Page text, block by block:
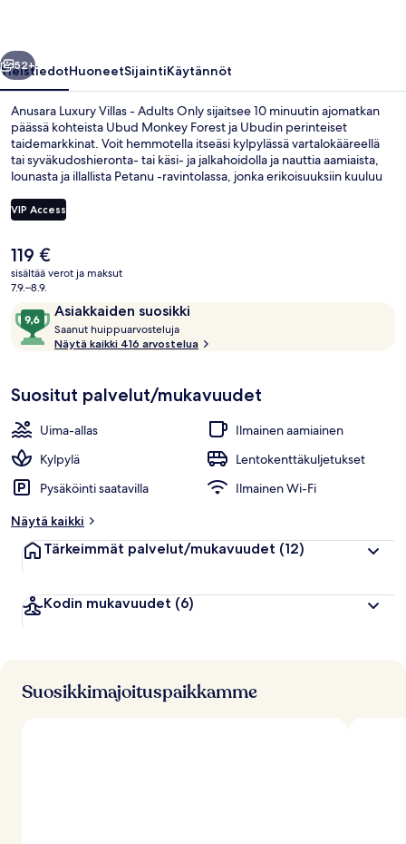
Seuraava
52+
YleistiedotHuoneetSijaintiKäytännöt
Anusara Luxury Villas - Adults Only sijaitsee 10 minuutin ajomatkan
päässä kohteista Ubud Monkey Forest ja Ubudin perinteiset
taidemarkkinat. Voit hemmotella itseäsi kylpylässä vartalokääreellä
tai syväkudoshieronta- tai käsi- ja jalkahoidolla ja nauttia aamiaista,
lounasta ja illallista Petanu -ravintolassa, jonka erikoisuuksiin kuuluu
baari/aulabaari ja välipalabaari/deli. Matkailijat arvostavat suuresti
majoituspaikan avuliasta henkilökuntaa.
VIP Access
Nykyinen
hinta
on
119 €
sisältää verot ja maksut
7.9.–8.9.
ArvostelutAsiakkaiden suosikki
9,6
kautta
10,
suosikki
Saanut huippuarvosteluja
a
u
a
r
s
j
a
Näytä kaikki 416 arvostelua
Suositut palvelut/mukavuudet
Uima-allas
Ilmainen aamiainen
Kylpylä
Lentokenttäkuljetukset
Pysäköinti saatavilla
Ilmainen Wi-Fi
Näytä kaikki
Tärkeimmät palvelut/mukavuudet (12)
Kodin mukavuudet (6)
Suosikkimajoituspaikkamme